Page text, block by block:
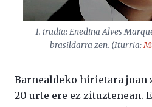
1. irudia: Enedina Alves
brasildarra zen. (Iturria:
Barnealdeko hirietara joan
20 urte ere ez zituztenean.